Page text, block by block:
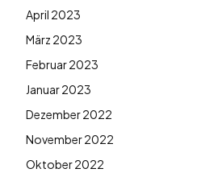
April 2023
März 2023
Februar 2023
Januar 2023
Dezember 2022
November 2022
Oktober 2022